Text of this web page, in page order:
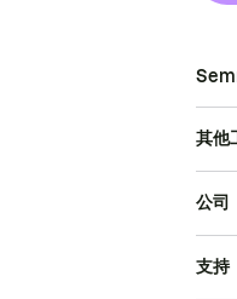
其他
公司
支持